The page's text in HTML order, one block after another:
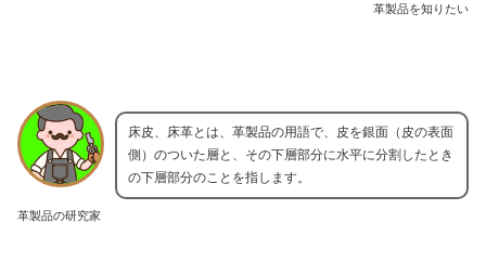
革製品を知りたい
革製品の研究家
床皮、床革とは、革製品の用語で、皮を銀面（皮の表面
側）のついた層と、その下層部分に水平に分割したとき
の下層部分のことを指します。